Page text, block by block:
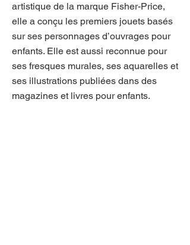
artistique de la marque Fisher-Price,
elle a conçu les premiers jouets basés
sur ses personnages d’ouvrages pour
enfants. Elle est aussi reconnue pour
ses fresques murales, ses aquarelles et
ses illustrations publiées dans des
magazines et livres pour enfants.